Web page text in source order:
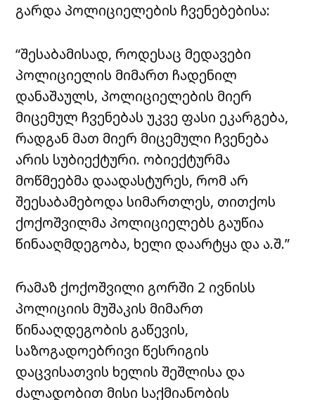
გარდა პოლიციელების ჩვენებებისა:
“შესაბამისად, როდესაც მედავები
პოლიციელის მიმართ ჩადენილ
დანაშაულს, პოლიციელების მიერ
მიცემულ ჩვენებას უკვე ფასი ეკარგება,
რადგან მათ მიერ მიცემული ჩვენება
არის სუბიექტური. ობიექტურმა
მოწმეებმა დაადასტურეს, რომ არ
შეესაბამებოდა სიმართლეს, თითქოს
ქოქოშვილმა პოლიციელებს გაუწია
წინააღმდეგობა, ხელი დაარტყა და ა.შ.”
რამაზ ქოქოშვილი გორში 2 ივნისს
პოლიციის მუშაკის მიმართ
წინააღდეგობის გაწევის,
საზოგადოებრივი წესრიგის
დაცვისათვის ხელის შეშლისა და
ძალადობით მისი საქმიანობის